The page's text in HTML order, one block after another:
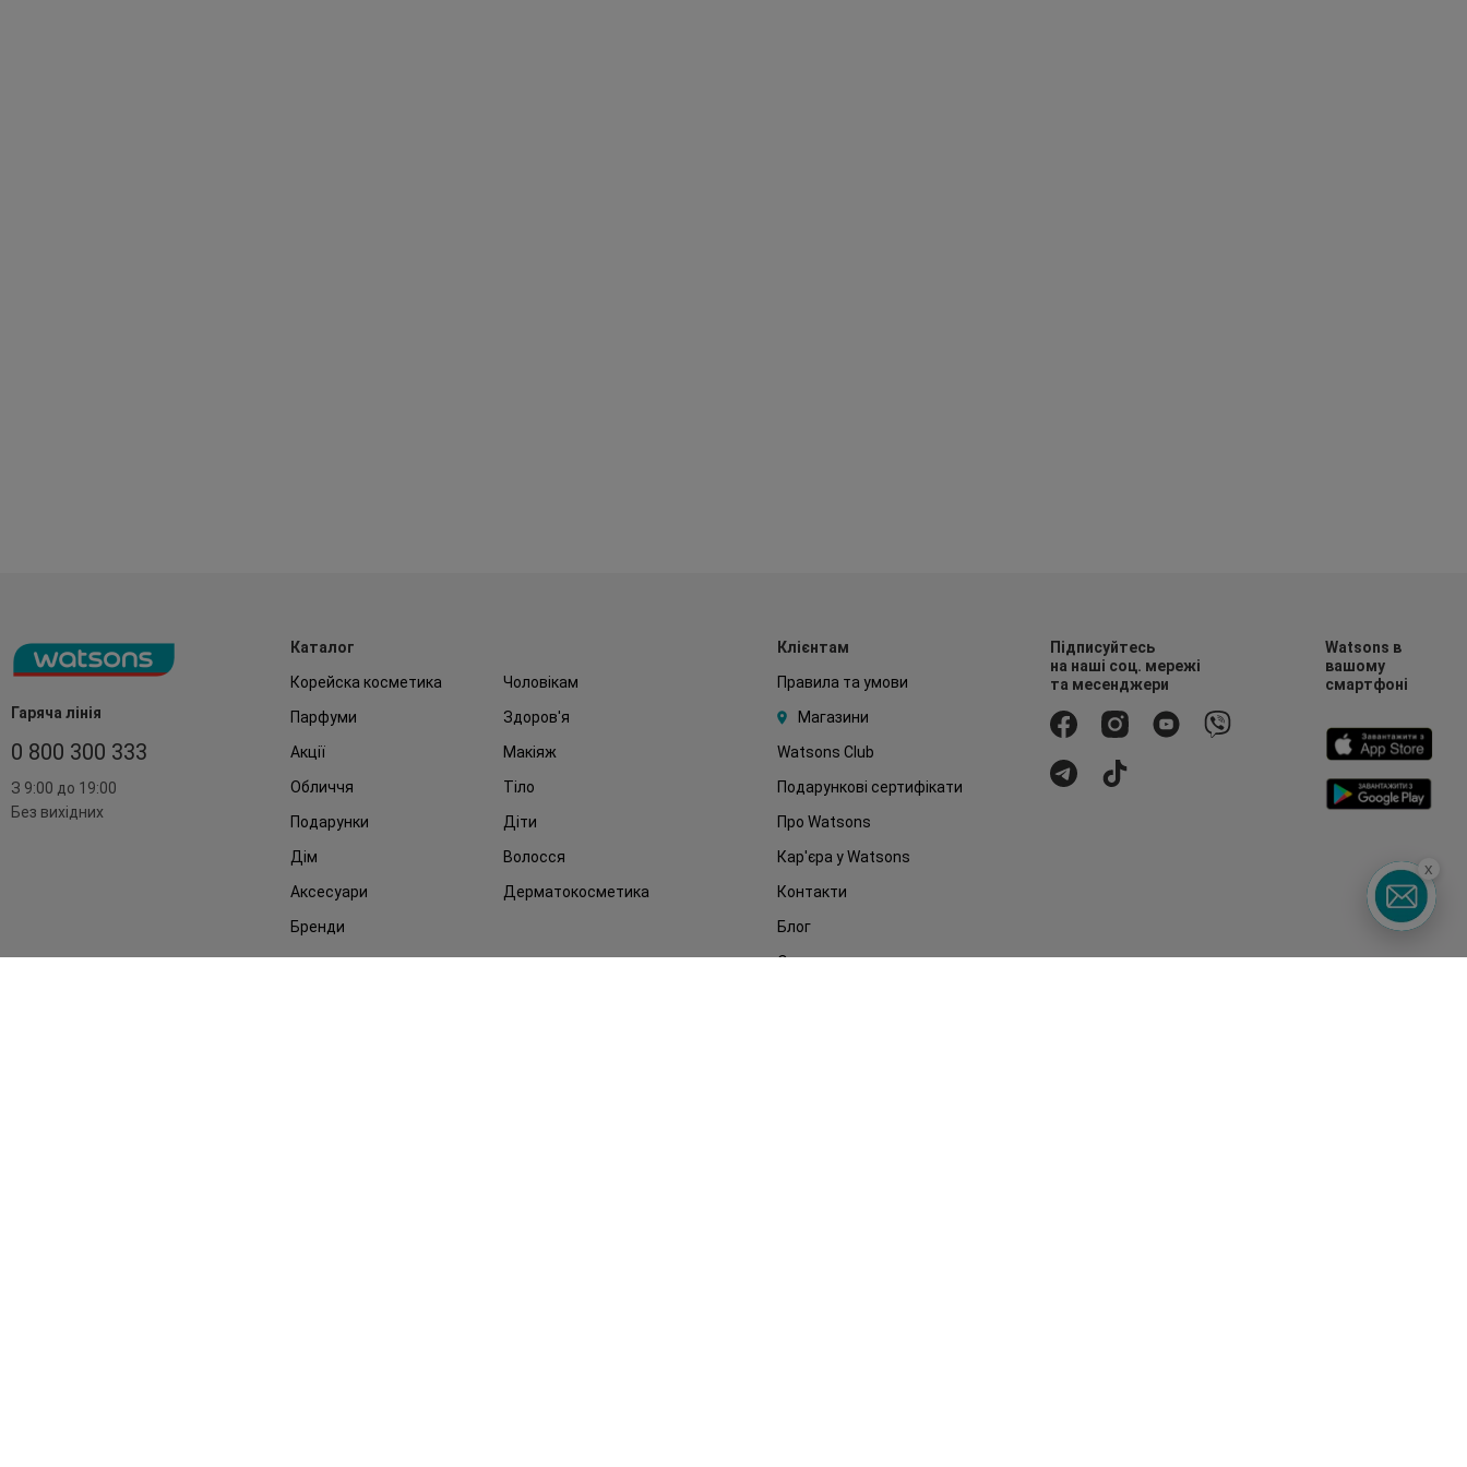
Гаряча лінія
0 800 300 333
З 9:00 до 19:00
Без вихідних
Каталог
Корейска косметика
Чоловікам
Парфуми
Здоров'я
Акції
Макіяж
Обличчя
Тіло
Подарунки
Діти
Дім
Волосся
Аксесуари
Дерматокосметика
Бренди
Клієнтам
Правила та умови
Магазини
Watsons Club
Подарункові сертифікати
Про Watsons
Кар'єра у Watsons
Контакти
Блог
Оплата та доставка
Підписуйтесь
на наші соц. мережі
та месенджери
Watsons в
вашому
смартфоні
x